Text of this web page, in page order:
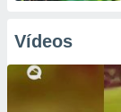
Vídeos